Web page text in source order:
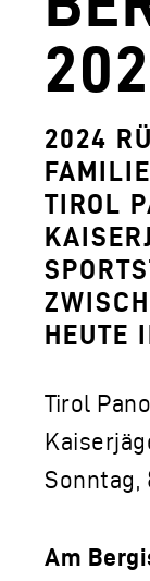
DAS
LOGO
2024
TIROL
HEUTE
Tirol
Sonntag,
Am